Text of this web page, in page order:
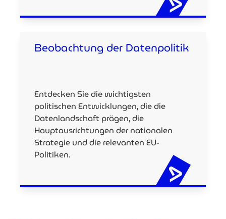
Beobachtung der Datenpolitik
Entdecken Sie die wichtigsten
politischen Entwicklungen, die die
Datenlandschaft prägen, die
Hauptausrichtungen der nationalen
Strategie und die relevanten EU-
Politiken.